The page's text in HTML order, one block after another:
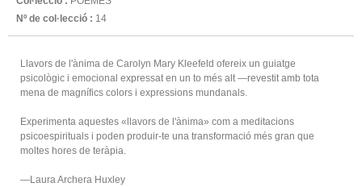
Nº de col·lecció : 14
Llavors de l'ànima de Carolyn Mary Kleefeld ofereix un guiatge
psicològic i emocional expressat en un to més alt —revestit amb tota
mena de magnífics colors i expressions mundanals.
Experimenta aquestes «llavors de l'ànima» com a meditacions
psicoespirituals i poden produir-te una transformació més gran que
moltes hores de teràpia.
—Laura Archera Huxley